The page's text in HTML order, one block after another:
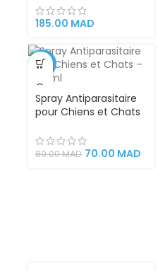
Chiots et Chatons |
Élimine Puces et
185.00 MAD
-13%
Spray Antiparasitaire
pour Chiens et Chats
80.00MAD 70.00 MAD